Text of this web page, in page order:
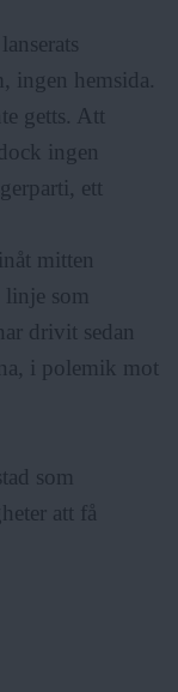
ingen hemsida.
getts. Att
ingen
ett
mitten
som
drivit sedan
i polemik mot
som
att få